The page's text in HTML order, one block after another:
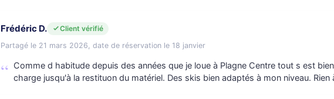
Frédéric D.
Client vérifié
Partagé le 21 mars 2026, date de réservation le 18 janvier
Comme d habitude depuis des années que je loue à Plagne Centre tout s est
charge jusqu'à la restituon du matériel. Des skis bien adaptés à mon niveau. Rien